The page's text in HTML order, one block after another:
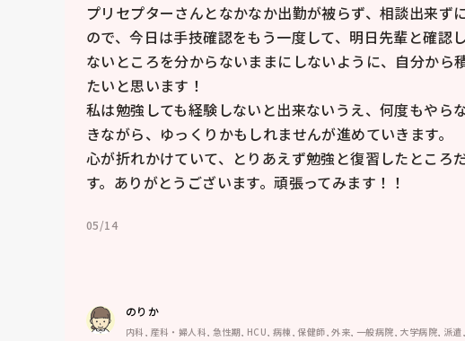
プリセプターさんとなかなか出勤が被らず、相談出来ず
ので、今日は手技確認をもう一度して、明日先輩と確認
ないところを分からないままにしないように、自分から
たいと思います！
私は勉強しても経験しないと出来ないうえ、何度もやら
きながら、ゆっくりかもしれませんが進めていきます。
心が折れかけていて、とりあえず勉強と復習したところ
す。ありがとうございます。頑張ってみます！！
05/14
のりか
内科, 産科・婦人科, 急性期, HCU, 病棟, 保健師, 外来, 一般病院, 大学病院, 派遣